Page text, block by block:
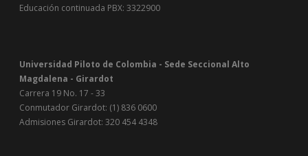
Educación continuada PBX: 3322900
Universidad Piloto de Colombia - Sede Seccional Alto
Magdalena - Girardot
Carrera 19 No. 17 - 33
Conmutador Girardot: (1) 836 0600
Admisiones Girardot: 320 454 4348